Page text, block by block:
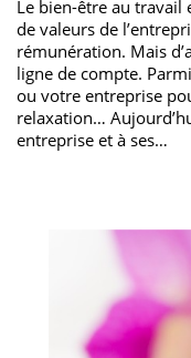
Le bien-être au travail
de valeurs de
rémunération. Mais
ligne de compte.
ou votre entreprise
relaxation…
entreprise et à ses…